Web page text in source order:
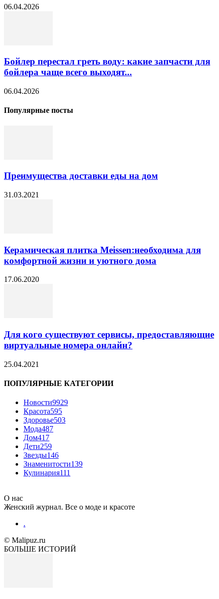
06.04.2026
Бойлер перестал греть воду: какие запчасти для
бойлера чаще всего выходят...
06.04.2026
Популярные посты
Преимущества доставки еды на дом
31.03.2021
Керамическая плитка Meissen:необходима для
комфортной жизни и уютного дома
17.06.2020
Для кого существуют сервисы, предоставляющие
виртуальные номера онлайн?
25.04.2021
ПОПУЛЯРНЫЕ КАТЕГОРИИ
Новости9929
Красота595
Здоровье503
Мода487
Дом417
Дети259
Звезды146
Знаменитости139
Кулинария111
О нас
Женский журнал. Все о моде и красоте
.
© Malipuz.ru
БОЛЬШЕ ИСТОРИЙ